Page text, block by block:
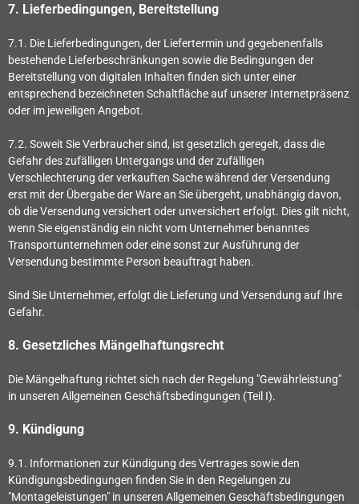
7. Lieferbedingungen, Bereitstellung
7.1. Die Lieferbedingungen, der Liefertermin und gegebenenfalls
bestehende Lieferbeschränkungen sowie die Bedingungen der
Bereitstellung von digitalen Inhalten finden sich unter einer
entsprechend bezeichneten Schaltfläche auf unserer Internetpräsenz
oder im jeweiligen Angebot.
7.2. Soweit Sie Verbraucher sind, ist gesetzlich geregelt, dass die
Gefahr des zufälligen Untergangs und der zufälligen
Verschlechterung der verkauften Sache während der Versendung
erst mit der Übergabe der Ware an Sie übergeht, unabhängig davon,
ob die Versendung versichert oder unversichert erfolgt. Dies gilt nicht,
wenn Sie eigenständig ein nicht vom Unternehmer benanntes
Transportunternehmen oder eine sonst zur Ausführung der
Versendung bestimmte Person beauftragt haben.
Sind Sie Unternehmer, erfolgt die Lieferung und Versendung auf Ihre
Gefahr.
8. Gesetzliches Mängelhaftungsrecht
Die Mängelhaftung richtet sich nach der Regelung "Gewährleistung"
in unseren Allgemeinen Geschäftsbedingungen (Teil I).
9. Kündigung
9.1. Informationen zur Kündigung des Vertrages sowie den
Kündigungsbedingungen finden Sie in den Regelungen zu
"Montageleistungen" in unseren Allgemeinen Geschäftsbedingungen